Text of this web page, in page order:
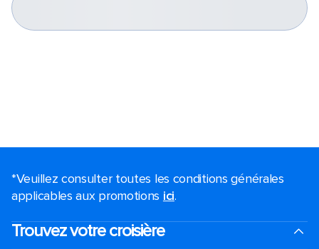
*Veuillez consulter toutes les conditions générales
applicables aux promotions ici.
Trouvez votre croisière